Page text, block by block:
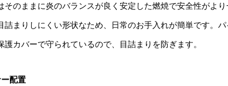
のままに炎のバランスが良く安定した燃焼で安全性がより
詰まりしにくい形状なため、日常のお手入れが簡単です。
カバーで守られているので、目詰まりを防ぎます。
配置